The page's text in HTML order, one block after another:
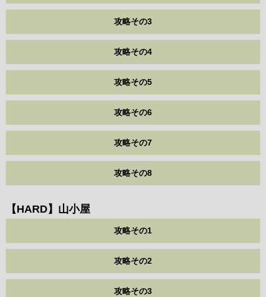
攻略その3
攻略その4
攻略その5
攻略その6
攻略その7
攻略その8
【HARD】山小屋
攻略その1
攻略その2
攻略その3